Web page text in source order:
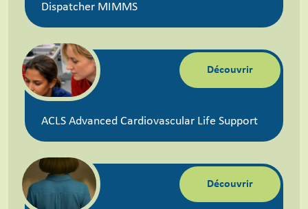
Dispatcher MIMMS
ACLS Advanced Cardiovascular Life Support
Découvrir
Découvrir